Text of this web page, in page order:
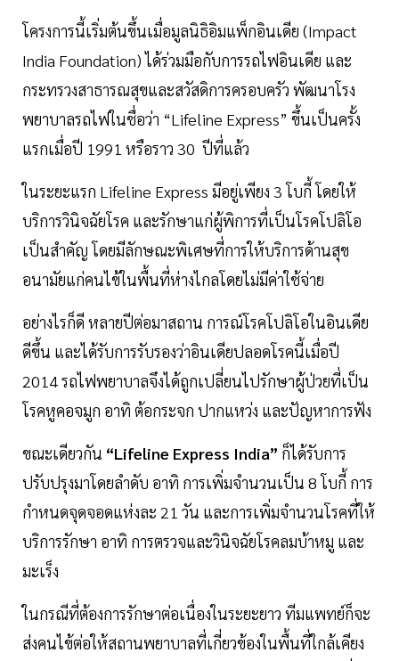
โครงการนี้เริ่มต้นขึ้นเมื่อมูลนิธิอิมแพ็กอินเดีย (Impact
India Foundation) ได้ร่วมมือกับการรถไฟอินเดีย และ
กระทรวงสาธารณสุขและสวัสดิการครอบครัว พัฒนาโรง
พยาบาลรถไฟในชื่อว่า “Lifeline Express” ขึ้นเป็นครั้ง
แรกเมื่อปี 1991 หรือราว 30 ปีที่แล้ว
ในระยะแรก Lifeline Express มีอยู่เพียง 3 โบกี้ โดยให้
บริการวินิจฉัยโรค และรักษาแก่ผู้พิการที่เป็นโรคโปลิโอ
เป็นสำคัญ โดยมีลักษณะพิเศษที่การให้บริการด้านสุข
อนามัยแก่คนไข้ในพื้นที่ห่างไกลโดยไม่มีค่าใช้จ่าย
อย่างไรก็ดี หลายปีต่อมาสถาน การณ์โรคโปลิโอในอินเดีย
ดีขึ้น และได้รับการรับรองว่าอินเดียปลอดโรคนี้เมื่อปี
2014 รถไฟพยาบาลจึงได้ถูกเปลี่ยนไปรักษาผู้ป่วยที่เป็น
โรคหูคอจมูก อาทิ ต้อกระจก ปากแหว่ง และปัญหาการฟัง
ขณะเดียวกัน “Lifeline Express India” ก็ได้รับการ
ปรับปรุงมาโดยลำดับ อาทิ การเพิ่มจำนวนเป็น 8 โบกี้ การ
กำหนดจุดจอดแห่งละ 21 วัน และการเพิ่มจำนวนโรคที่ให้
บริการรักษา อาทิ การตรวจและวินิจฉัยโรคลมบ้าหมู และ
มะเร็ง
ในกรณีที่ต้องการรักษาต่อเนื่องในระยะยาว ทีมแพทย์ก็จะ
ส่งคนไข้ต่อให้สถานพยาบาลที่เกี่ยวข้องในพื้นที่ใกล้เคียง